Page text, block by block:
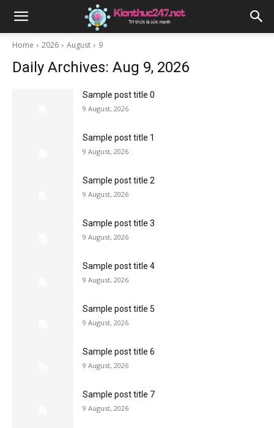
Home 2026 August 9
Daily Archives: Aug 9, 2026
Sample post title 0
9 August, 2026
Sample post title 1
9 August, 2026
Sample post title 2
9 August, 2026
Sample post title 3
9 August, 2026
Sample post title 4
9 August, 2026
Sample post title 5
9 August, 2026
Sample post title 6
9 August, 2026
Sample post title 7
9 August, 2026